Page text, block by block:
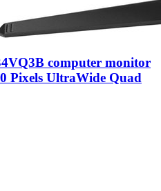
computer monitor
Pixels UltraWide Quad